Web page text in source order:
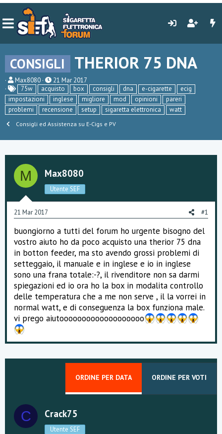
CONSIGLI THERIOR 75 DNA
C
r
e
a
t
c
u
s
n
Max8080
D
a
t
a
d
i
21 Mar 2017
75w
acquisto box consigli dna e-cigarette
ecig
impostazioni
inglese migliore mod opinioni
pareri
problemi
recensione setup sigaretta elettronica watt
Consigli ed Assistenza su E-Cigs e PV
M Max8080
Utente SEF
21 Mar 2017 #1
buongiorno a tutti del forum ho urgente bisogno del
vostro aiuto ho da poco acquisto una therior 75 dna
in botton feeder, ma sto avendo grossi problemi di
setteggaio, il manuale e in inglese e io in inglese
sono una frana totale:-?, il rivenditore non sa darmi
spiegazioni ed io ora ho la box in modalita controllo
delle temperatura che a me non serve , il la vorrei in
normal watt, e di conseguenza la box funziona male.
vi prego aiutooooooooooooooooooo
ORDINE PER DATA ORDINE PER VOTI
C Crack75
Utente SEF